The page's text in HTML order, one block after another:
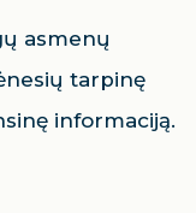
asmenų
tarpinę
informaciją.